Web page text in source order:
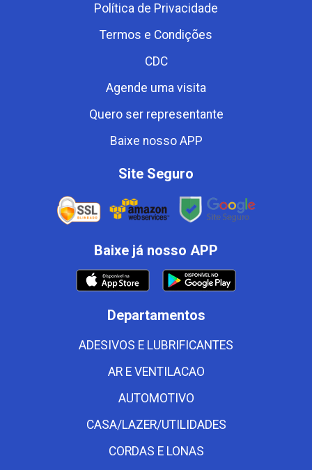
Política de Privacidade
Termos e Condições
CDC
Agende uma visita
Quero ser representante
Baixe nosso APP
Site Seguro
Baixe já nosso APP
Departamentos
ADESIVOS E LUBRIFICANTES
AR E VENTILACAO
AUTOMOTIVO
CASA/LAZER/UTILIDADES
CORDAS E LONAS